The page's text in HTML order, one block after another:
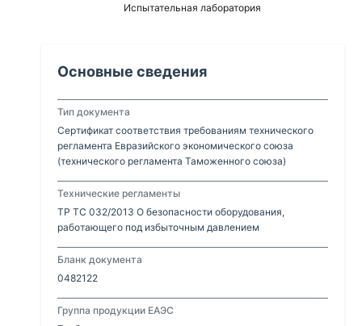
Испытательная лаборатория
Основные сведения
Тип документа
Сертификат соответствия требованиям технического
регламента Евразийского экономического союза
(технического регламента Таможенного союза)
Технические регламенты
ТР ТС 032/2013 О безопасности оборудования,
работающего под избыточным давлением
Бланк документа
0482122
Группа продукции ЕАЭС